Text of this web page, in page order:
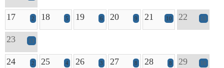
17 2 18 5 19 6 20 9 21 10 22 13
23 13
24 2 25 4 26 3 27 8 28 8 29 16